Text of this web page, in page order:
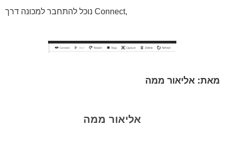
נוכל להתחבר למכונה דרך Connect,
מאת: אליאור ממה
אליאור ממה